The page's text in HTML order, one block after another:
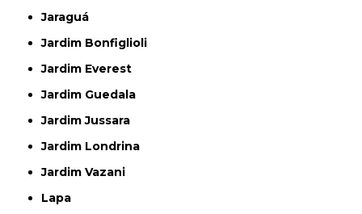
Jaraguá
Jardim Bonfiglioli
Jardim Everest
Jardim Guedala
Jardim Jussara
Jardim Londrina
Jardim Vazani
Lapa